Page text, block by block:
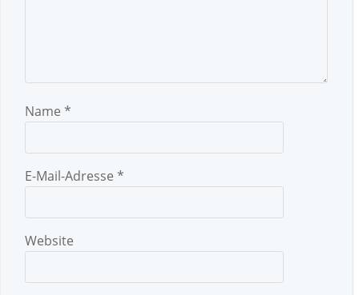
Name *
E-Mail-Adresse *
Website